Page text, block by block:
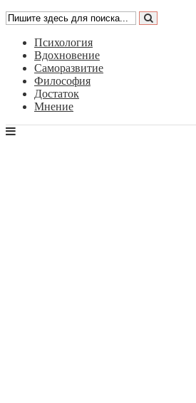
Психология
Вдохновение
Саморазвитие
Философия
Достаток
Мнение